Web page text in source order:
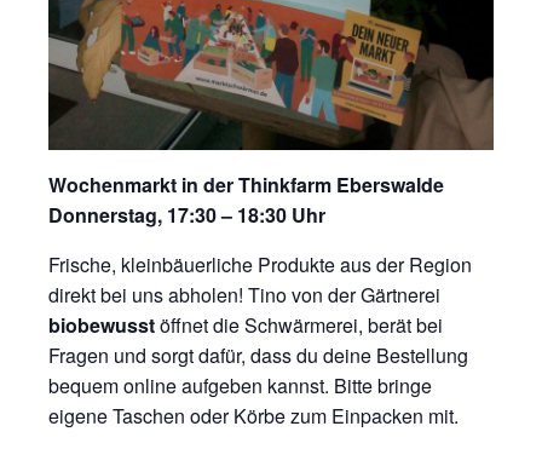
Wochenmarkt in der Thinkfarm Eberswalde
Donnerstag, 17:30 – 18:30 Uhr
Frische, kleinbäuerliche Produkte aus der Region
direkt bei uns abholen! Tino von der Gärtnerei
biobewusstöffnet die Schwärmerei, berät bei
Fragen und sorgt dafür, dass du deine Bestellung
bequem online aufgeben kannst. Bitte bringe
eigene Taschen oder Körbe zum Einpacken mit.